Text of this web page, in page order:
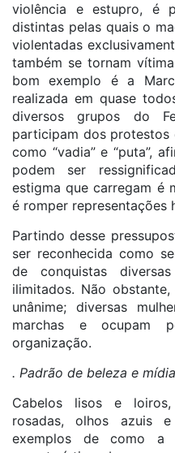
violência e estupro, é
distintas pelas quais o
violentadas
também se tornam
bom exemplo é a
realizada em quase
diversos grupos do
participam dos
como “vadia” e “puta”,
podem ser
estigma que carregam é
é romper representações
Partindo desse
ser reconhecida como
de conquistas
ilimitados. Não
unânime; diversas
marchas e ocupam
organização.
. Padrão de beleza e mídia
Cabelos lisos e
rosadas, olhos azuis
exemplos de como a